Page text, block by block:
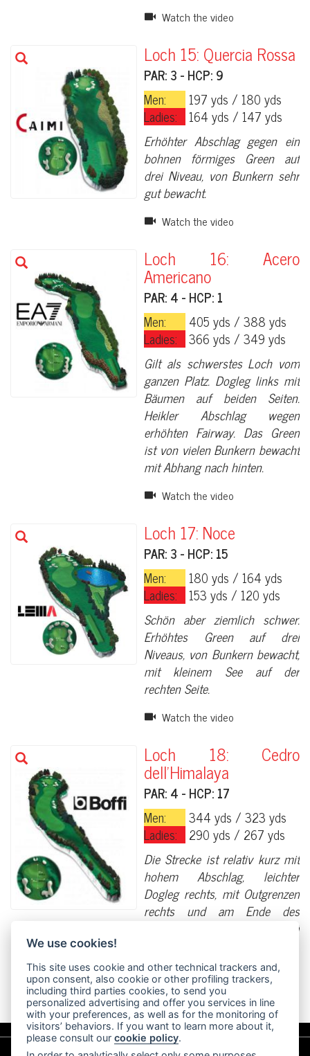
Watch the video
Loch 15: Quercia Rossa
PAR: 3 - HCP: 9
Men:
197 yds / 180 yds
Ladies: 164 yds / 147 yds
Erhöhter Abschlag gegen ein
bohnen förmiges Green auf
drei Niveau, von Bunkern sehr
gut bewacht.
Watch the video
Loch 16: Acero
Americano
PAR: 4 - HCP: 1
Men:
405 yds / 388 yds
Ladies: 366 yds / 349 yds
Gilt als schwerstes Loch vom
ganzen Platz. Dogleg links mit
Bäumen auf beiden Seiten.
Heikler Abschlag wegen
erhöhten Fairway. Das Green
ist von vielen Bunkern bewacht
mit Abhang nach hinten.
Watch the video
Loch 17: Noce
PAR: 3 - HCP: 15
Men:
180 yds / 164 yds
Ladies: 153 yds / 120 yds
Schön aber ziemlich schwer.
Erhöhtes Green auf drei
Niveaus, von Bunkern bewacht,
mit kleinem See auf der
rechten Seite.
Watch the video
Loch 18: Cedro
dell'Himalaya
PAR: 4 - HCP: 17
Men:
344 yds / 323 yds
Ladies:
290 yds / 267 yds
Die Strecke ist relativ kurz mit
hohem Abschlag, leichter
Dogleg rechts, mit Outgrenzen
rechts und am Ende des
Greens. Das Green ist von zwei
Watch the video
We use cookies!
This site uses cookie and other technical trackers and,
upon consent, also cookie or other profiling trackers,
including third parties cookies, to send you
personalized advertising and offer you services in line
with your preferences, as well as for the monitoring of
visitors’ behaviors. If you want to learn more about it,
please consult ourcookie policy.